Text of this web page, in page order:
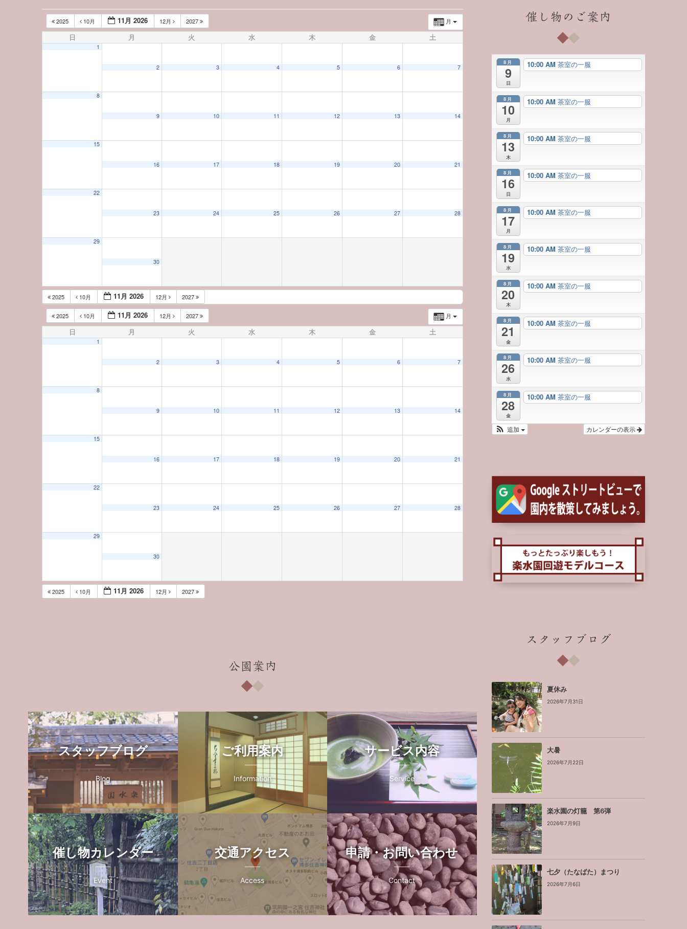
月
2025 10月 11月 2026 12月 2027
日 月 火 水 木 金 土
1
2 3 4 5 6 7
8
9 10 11 12 13 14
15
16 17 18 19 20 21
22
23 24 25 26 27 28
29
30
2025 10月 11月 2026 12月 2027
月
2025 10月 11月 2026 12月 2027
日 月 火 水 木 金 土
1
2 3 4 5 6 7
8
9 10 11 12 13 14
15
16 17 18 19 20 21
22
23 24 25 26 27 28
29
30
2025 10月 11月 2026 12月 2027
公園案内
スタッフブログ
Blog
ご利用案内
Information
サービス内容
Service
催し物カレンダー
Event
交通アクセス
Access
申請・お問い合わせ
Contact
催し物のご案内
8月
9
日
10:00 AM 茶室の一服
8月
10
月
10:00 AM 茶室の一服
8月
13
木
10:00 AM 茶室の一服
8月
16
日
10:00 AM 茶室の一服
8月
17
月
10:00 AM 茶室の一服
8月
19
水
10:00 AM 茶室の一服
8月
20
木
10:00 AM 茶室の一服
8月
21
金
10:00 AM 茶室の一服
8月
26
水
10:00 AM 茶室の一服
8月
28
金
10:00 AM 茶室の一服
カレンダーの表示
追加
スタッフブログ
夏休み
2026年7月31日
大暑
2026年7月22日
楽水園の灯籠 第6弾
2026年7月9日
七夕（たなばた）まつり
2026年7月6日